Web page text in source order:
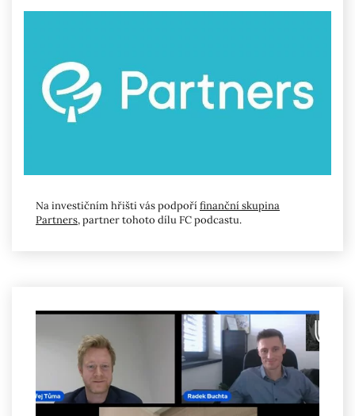
Na investičním hřišti vás podpořífinanční skupina
Partners, partner tohoto dílu FC podcastu.